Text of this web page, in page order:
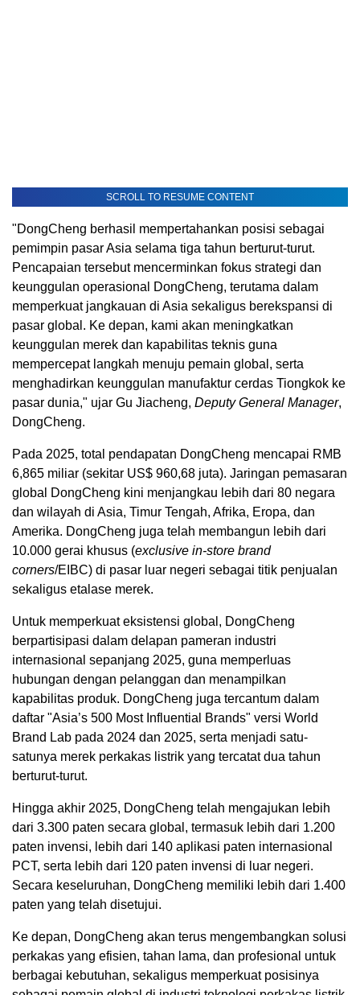
SCROLL TO RESUME CONTENT
"DongCheng berhasil mempertahankan posisi sebagai
pemimpin pasar Asia selama tiga tahun berturut-turut.
Pencapaian tersebut mencerminkan fokus strategi dan
keunggulan operasional DongCheng, terutama dalam
memperkuat jangkauan di Asia sekaligus berekspansi di
pasar global. Ke depan, kami akan meningkatkan
keunggulan merek dan kapabilitas teknis guna
mempercepat langkah menuju pemain global, serta
menghadirkan keunggulan manufaktur cerdas Tiongkok ke
pasar dunia," ujar Gu Jiacheng, Deputy General Manager,
DongCheng.
Pada 2025, total pendapatan DongCheng mencapai RMB
6,865 miliar (sekitar US$ 960,68 juta). Jaringan pemasaran
global DongCheng kini menjangkau lebih dari 80 negara
dan wilayah di Asia, Timur Tengah, Afrika, Eropa, dan
Amerika. DongCheng juga telah membangun lebih dari
10.000 gerai khusus (exclusive in-store brand
corners/EIBC) di pasar luar negeri sebagai titik penjualan
sekaligus etalase merek.
Untuk memperkuat eksistensi global, DongCheng
berpartisipasi dalam delapan pameran industri
internasional sepanjang 2025, guna memperluas
hubungan dengan pelanggan dan menampilkan
kapabilitas produk. DongCheng juga tercantum dalam
daftar "Asia’s 500 Most Influential Brands" versi World
Brand Lab pada 2024 dan 2025, serta menjadi satu-
satunya merek perkakas listrik yang tercatat dua tahun
berturut-turut.
Hingga akhir 2025, DongCheng telah mengajukan lebih
dari 3.300 paten secara global, termasuk lebih dari 1.200
paten invensi, lebih dari 140 aplikasi paten internasional
PCT, serta lebih dari 120 paten invensi di luar negeri.
Secara keseluruhan, DongCheng memiliki lebih dari 1.400
paten yang telah disetujui.
Ke depan, DongCheng akan terus mengembangkan solusi
perkakas yang efisien, tahan lama, dan profesional untuk
berbagai kebutuhan, sekaligus memperkuat posisinya